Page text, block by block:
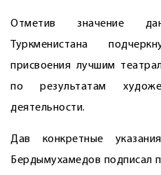
Отметив значение
Туркменистана
присвоения лучшим
по результатам
деятельности.
Дав конкретные
Бердымухамедов подписал